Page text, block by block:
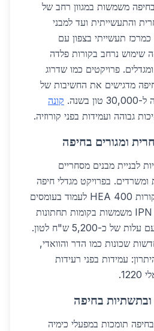
בחיפה משמשות במגוון רחב של
והתעשייתית ועד למבני
תעשייתי בצפון עם
רואה שימוש נרחב בקורות פלדה
פרויקטים כמו שדרוג
מדגישים את החשיבות של
קונה
גבוהה ועמידות בפני קורוזיה.
ומגורים בחיפה
לבניית מבנים מסחריים
ומשרדים. בפרויקט מגדלי חיפה
החדשים, משתמשים בקורות HEA 400 לעמוד בעומסים
כבדים. במגורים, קורות IPN משמשות בקומות תחתונות
של בניינים רבי קומות, עם עלות של כ-5,200 ש"ח לטון.
שכונות כמו הדר והוואדי,
עמידות בפני רעידות
בחיפה
תומכות במפעלי כימיה